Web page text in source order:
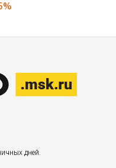
дней.